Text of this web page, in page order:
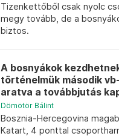
Tizenkettőből csak nyolc
megy tovább, de a
biztos.
A bosnyákok
történelmük második
aratva a továbbjutás
Dömötör Bálint
Bosznia-Hercegovina
Katart, 4 ponttal